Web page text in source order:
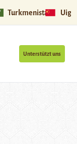
Turkmenistan
Unterstützt uns